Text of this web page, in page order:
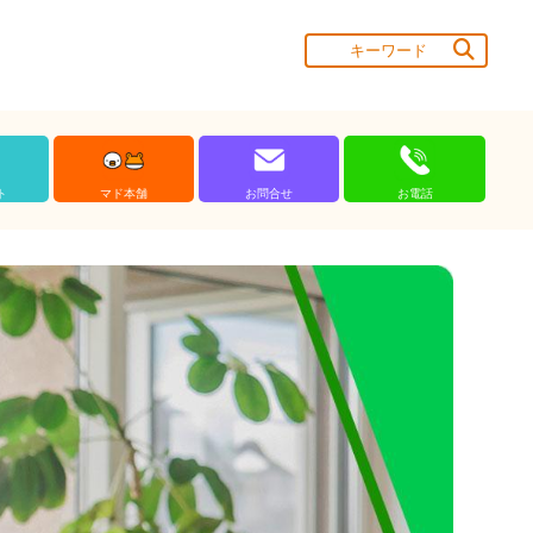
マド本舗 お問合せ お電話